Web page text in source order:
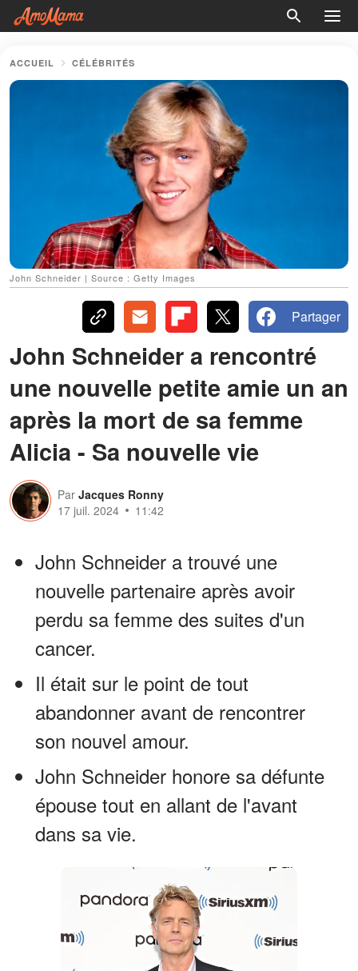
ACCUEIL CÉLÉBRITÉS
John Schneider | Source : Getty Images
Partager
John Schneider a rencontré
une nouvelle petite amie un an
après la mort de sa femme
Alicia - Sa nouvelle vie
Par Jacques Ronny
17 juil. 2024
11:42
John Schneider a trouvé une
nouvelle partenaire après avoir
perdu sa femme des suites d'un
cancer.
Il était sur le point de tout
abandonner avant de rencontrer
son nouvel amour.
John Schneider honore sa défunte
épouse tout en allant de l'avant
dans sa vie.